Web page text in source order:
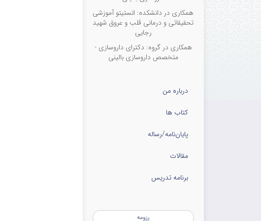
همکاری در دانشکده: انستیتو آموزشی
تحقیقاتی و درمانی قلب و عروق شهید
رجایی
همکاری در گروه: دکترای داروسازی -
متخصص داروسازی بالینی
درباره من
کتاب ها
پایان‌نامه‌/رساله
مقالات
برنامه تدریس
رزومه